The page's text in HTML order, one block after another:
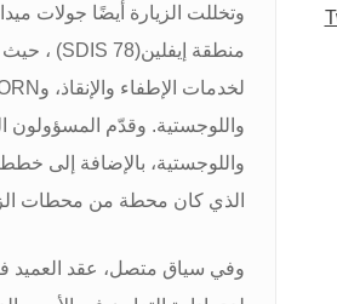
وتخللت الزيارة أيضًا جولات
منطقة إيفلين(SDIS 78) ، حيث
لخدمات الإطفاء والإنقاذ، و
واللوجستية. وقدّم المسؤولون
واللوجستية، بالإضافة إلى
الذي كان محطة من محطات
وفي سياق متصل، عقد العميد